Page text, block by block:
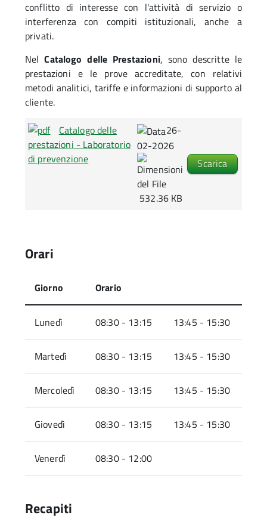
conflitto di interesse con l'attività di servizio o
interferenza con compiti istituzionali, anche a
privati.
NelCatalogo delle Prestazioni, sono descritte le
prestazioni e le prove accreditate, con relativi
metodi analitici, tariffe e informazioni di supporto al
cliente.
Catalogo delle
prestazioni - Laboratorio
di prevenzione
26-
02-2026
532.36 KB
Scarica
Orari
Giorno Orario
Lunedì 08:30 - 13:15 13:45 - 15:30
Martedì 08:30 - 13:15 13:45 - 15:30
Mercoledì 08:30 - 13:15 13:45 - 15:30
Giovedì 08:30 - 13:15 13:45 - 15:30
Venerdì 08:30 - 12:00
Recapiti